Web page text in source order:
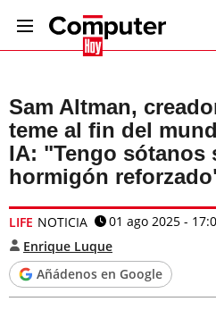
Sam Altman,
teme al fin del
IA: "Tengo sótanos
hormigón
LIFE NOTICIA
01 ago 2025 -
Enrique Luque
Añádenos en Google